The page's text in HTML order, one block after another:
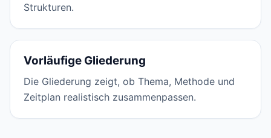
Strukturen.
Vorläufige Gliederung
Die Gliederung zeigt, ob Thema, Methode und
Zeitplan realistisch zusammenpassen.